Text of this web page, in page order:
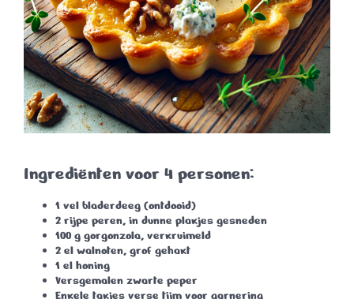
Ingrediënten voor 4 personen:
1 vel bladerdeeg (ontdooid)
2 rijpe peren, in dunne plakjes gesneden
100 g gorgonzola, verkruimeld
2 el walnoten, grof gehakt
1 el honing
Versgemalen zwarte peper
Enkele takjes verse tijm voor garnering